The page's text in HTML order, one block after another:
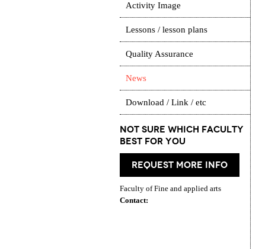
Activity Image
Lessons / lesson plans
Quality Assurance
News
Download / Link / etc
Not Sure which Faculty
best for you
request more info
Faculty of Fine and applied arts
Contact: